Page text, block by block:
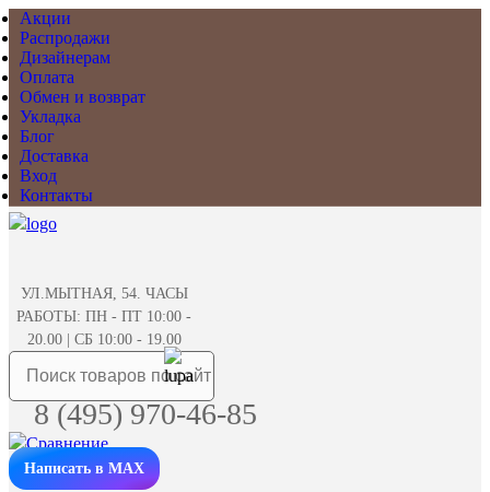
Акции
Распродажи
Дизайнерам
Оплата
Обмен и возврат
Укладка
Блог
Доставка
Вход
Контакты
УЛ.МЫТНАЯ, 54. ЧАСЫ
РАБОТЫ: ПН - ПТ 10:00 -
20.00 | СБ 10:00 - 19.00
8 (495) 970-46-85
Написать в MAX